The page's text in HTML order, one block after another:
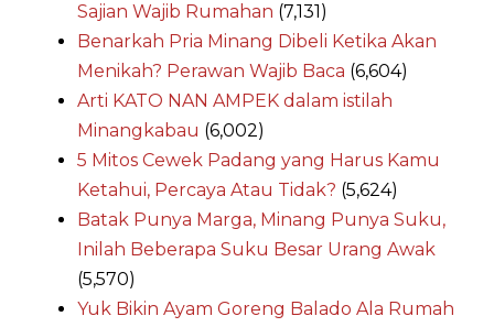
Sajian Wajib Rumahan (7,131)
Benarkah Pria Minang Dibeli Ketika Akan
Menikah? Perawan Wajib Baca (6,604)
Arti KATO NAN AMPEK dalam istilah
Minangkabau (6,002)
5 Mitos Cewek Padang yang Harus Kamu
Ketahui, Percaya Atau Tidak? (5,624)
Batak Punya Marga, Minang Punya Suku,
Inilah Beberapa Suku Besar Urang Awak
(5,570)
Yuk Bikin Ayam Goreng Balado Ala Rumah